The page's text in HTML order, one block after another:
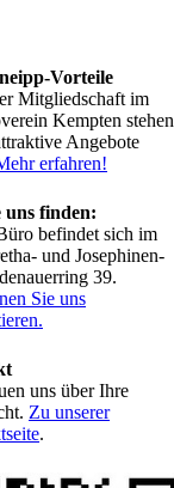
Vorteile
Mitgliedschaft im
Kempten stehen
Angebote
erfahren!
uns finden:
befindet sich im
und Josephinen-
39.
Sie uns
uns über Ihre
Zu unserer
.